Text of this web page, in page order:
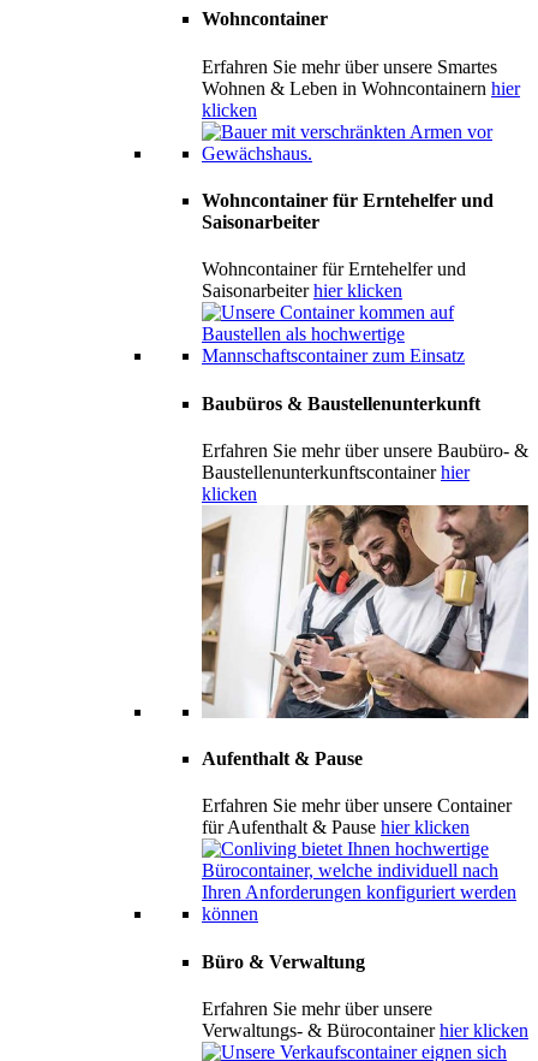
Wohncontainer
Erfahren Sie mehr über unsere Smartes
Wohnen & Leben in Wohncontainern hier
klicken
Wohncontainer für Erntehelfer und
Saisonarbeiter
Wohncontainer für Erntehelfer und
Saisonarbeiterhier klicken
Baubüros & Baustellenunterkunft
Erfahren Sie mehr über unsere Baubüro- &
Baustellenunterkunftscontainerhier
klicken
Aufenthalt & Pause
Erfahren Sie mehr über unsere Container
für Aufenthalt & Pause hier klicken
Büro & Verwaltung
Erfahren Sie mehr über unsere
Verwaltungs- & Bürocontainerhier klicken